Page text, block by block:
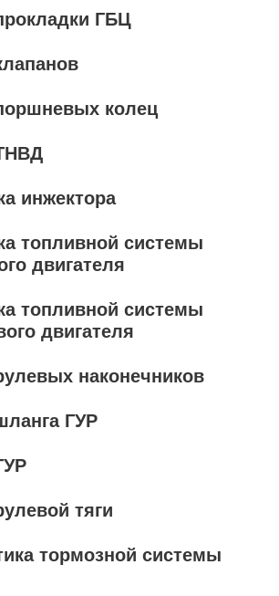
ГБЦ
колец
инжектора
топливной системы
двигателя
топливной системы
двигателя
наконечников
ГУР
тяги
тормозной системы